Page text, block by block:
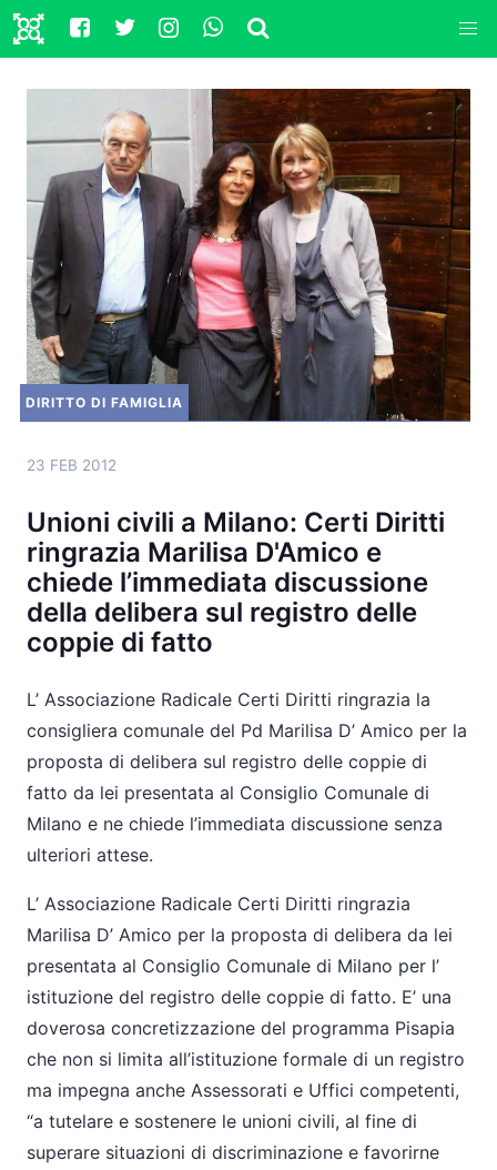
DIRITTO DI FAMIGLIA
23 FEB 2012
Unioni civili a Milano: Certi Diritti
ringrazia Marilisa D'Amico e
chiede l’immediata discussione
della delibera sul registro delle
coppie di fatto
L’ Associazione Radicale Certi Diritti ringrazia la
consigliera comunale del Pd Marilisa D’ Amico per la
proposta di delibera sul registro delle coppie di
fatto da lei presentata al Consiglio Comunale di
Milano e ne chiede l’immediata discussione senza
ulteriori attese.
L’ Associazione Radicale Certi Diritti ringrazia
Marilisa D’ Amico per la proposta di delibera da lei
presentata al Consiglio Comunale di Milano per l’
istituzione del registro delle coppie di fatto. E’ una
doverosa concretizzazione del programma Pisapia
che non si limita all’istituzione formale di un registro
ma impegna anche Assessorati e Uffici competenti,
“a tutelare e sostenere le unioni civili, al fine di
superare situazioni di discriminazione e favorirne